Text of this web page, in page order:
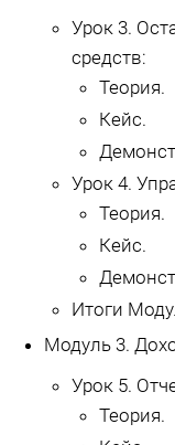
Урок 3.
средств:
Теория.
Кейс.
Урок 4.
Теория.
Кейс.
Итоги
Модуль 3.
Урок 5.
Теория.